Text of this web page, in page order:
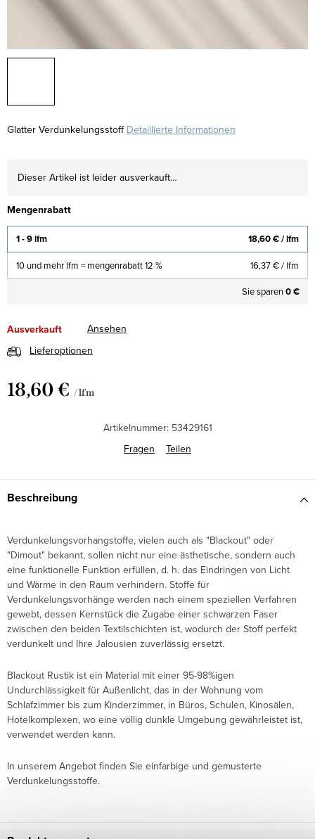
Glatter Verdunkelungsstoff Detaillierte Informationen
Dieser Artikel ist leider ausverkauft…
Mengenrabatt
1 - 9 lfm 18,60 €/ lfm
10 und mehr lfm = mengenrabatt 12 % 16,37 €/ lfm
Sie sparen0 €
Ausverkauft
Ansehen
Lieferoptionen
18,60 € / lfm
Artikelnummer: 53429161
Fragen
Teilen
Beschreibung
Verdunkelungsvorhangstoffe, vielen auch als "Blackout" oder
"Dimout" bekannt, sollen nicht nur eine ästhetische, sondern auch
eine funktionelle Funktion erfüllen, d. h. das Eindringen von Licht
und Wärme in den Raum verhindern. Stoffe für
Verdunkelungsvorhänge werden nach einem speziellen Verfahren
gewebt, dessen Kernstück die Zugabe einer schwarzen Faser
zwischen den beiden Textilschichten ist, wodurch der Stoff perfekt
verdunkelt und Ihre Jalousien zuverlässig ersetzt.
Blackout Rustik ist ein Material mit einer 95-98%igen
Undurchlässigkeit für Außenlicht, das in der Wohnung vom
Schlafzimmer bis zum Kinderzimmer, in Büros, Schulen, Kinosälen,
Hotelkomplexen, wo eine völlig dunkle Umgebung gewährleistet ist,
verwendet werden kann.
In unserem Angebot finden Sie einfarbige und gemusterte
Verdunkelungsstoffe.